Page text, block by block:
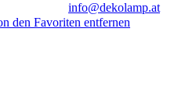
info@dekolamp.at
den Favoriten entfernen